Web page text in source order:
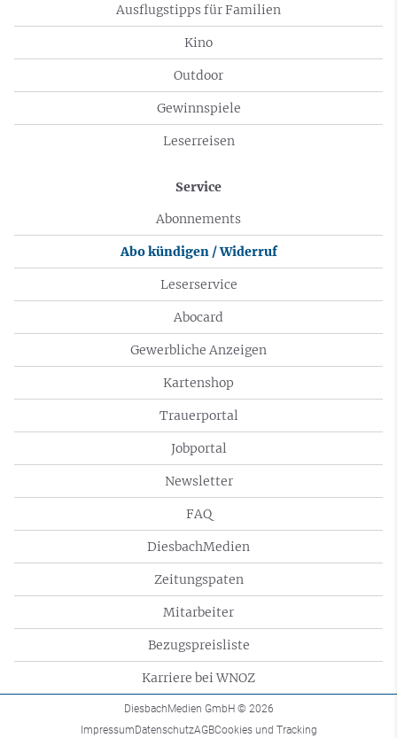
Ausflugstipps für Familien
Kino
Outdoor
Gewinnspiele
Leserreisen
Service
Abonnements
Abo kündigen / Widerruf
Leserservice
Abocard
Gewerbliche Anzeigen
Kartenshop
Trauerportal
Jobportal
Newsletter
FAQ
DiesbachMedien
Zeitungspaten
Mitarbeiter
Bezugspreisliste
Karriere bei WNOZ
DiesbachMedien GmbH © 2026
ImpressumDatenschutzAGBCookies und Tracking